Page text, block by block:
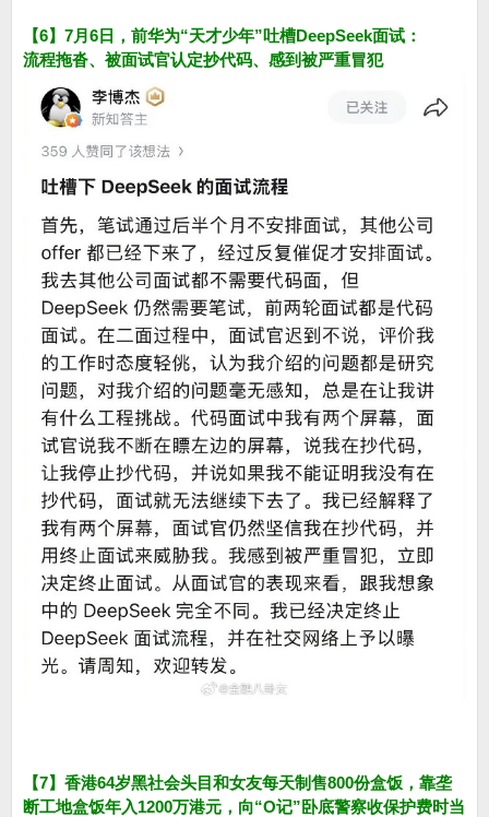
【6】7月6日，前华为“天才少年”吐槽DeepSeek面试：
流程拖沓、被面试官认定抄代码、感到被严重冒犯
【7】香港64岁黑社会头目和女友每天制售800份盒饭，靠垄
断工地盒饭年入1200万港元，向“O记”卧底警察收保护费时当